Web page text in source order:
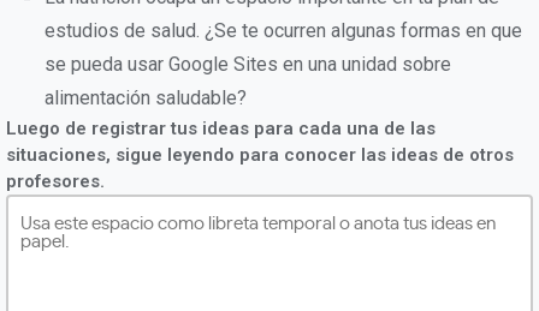
estudios de salud. ¿Se te ocurren algunas formas en que
se pueda usar Google Sites en una unidad sobre
alimentación saludable?
Luego de registrar tus ideas para cada una de las
situaciones, sigue leyendo para conocer las ideas de otros
profesores.